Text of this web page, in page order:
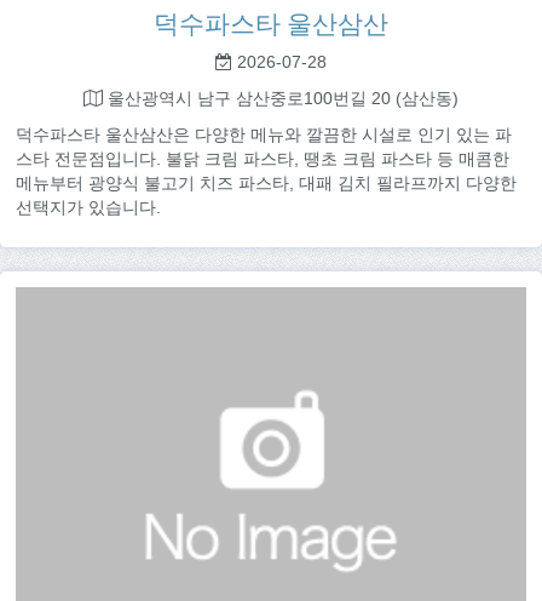
덕수파스타 울산삼산
2026-07-28
울산광역시 남구 삼산중로100번길 20 (삼산동)
덕수파스타 울산삼산은 다양한 메뉴와 깔끔한 시설로 인기 있는 파
스타 전문점입니다. 불닭 크림 파스타, 땡초 크림 파스타 등 매콤한
메뉴부터 광양식 불고기 치즈 파스타, 대패 김치 필라프까지 다양한
선택지가 있습니다.